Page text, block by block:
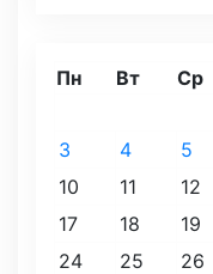
Пн Вт Ср
3
4 5
10
11 12
17
18 19
24
25 26